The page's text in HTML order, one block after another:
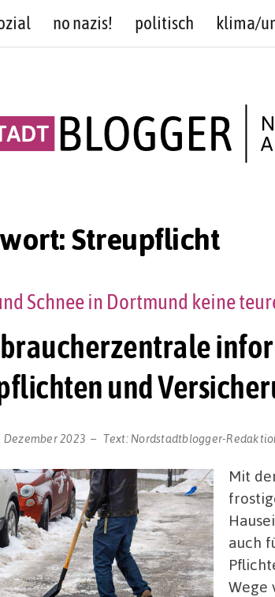
no nazis! politisch klima/
Streupflicht
und
Schnee in Dortmund keine
Dezember 2023 Text: Nordstadtblogger-
Mit
auch
Wege